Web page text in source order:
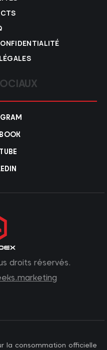
droits réservés.
la consommation officielle